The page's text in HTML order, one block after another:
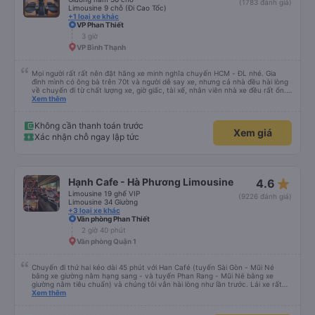
Limousine 9 chỗ (Đi Cao Tốc)
+1 loại xe khác
(1783 đánh giá)
VP Phan Thiết
3 giờ
VP Bình Thạnh
Mọi người rất rất nên đặt hãng xe minh nghĩa chuyến HCM - ĐL nhé. Gia
đình mình có ông bà trên 70t và người dễ say xe, nhưng cả nhà đều hài lòng
về chuyến đi từ chất lượng xe, giờ giấc, tài xế, nhân viên nhà xe đều rất ổn.
Cảm ơn Thread City đã giới thiệu cho mình hãng xe giữa một rừng các hãng
Xem thêm
Không cần thanh toán trước
Xác nhận chỗ ngay lập tức
Xem giá
Hạnh Cafe - Hà Phương Limousine
Limousine 19 ghế VIP
Limousine 34 Giường
+3 loại xe khác
4.6 star_rate
(9226 đánh giá)
Văn phòng Phan Thiết
2 giờ 40 phút
Văn phòng Quận 1
Chuyến đi thứ hai kéo dài 45 phút với Han Café (tuyến Sài Gòn - Mũi Né
bằng xe giường nằm hạng sang - và tuyến Phan Rang - Mũi Né bằng xe
giường nằm tiêu chuẩn) và chúng tôi vẫn hài lòng như lần trước. Lái xe rất
chuyên nghiệp, nhân viên vô cùng chu đáo (họ kiểm tra xem mọi thứ ở chỗ
Xem thêm